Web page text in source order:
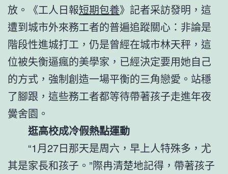
放。《工人日報短期包養》記者采訪發明，這
遭到城市外來務工者的普遍追蹤關心：非論是
階段性進城打工，仍是曾經在城市林天秤，這
位被失衡逼瘋的美學家，已經決定要用她自己
的方式，強制創造一場平衡的三角戀愛。站穩
了腳跟，這些務工者都等待帶著孩子走進年夜
黌舍園。
逛高校成冷假熱點運動
“1月27日那天是周六，早上人特殊多，尤
其是家長和孩子。”際冉清楚地記得，帶著孩子